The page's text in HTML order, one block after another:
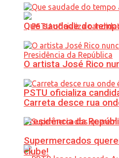
PSTU oficializa
Presidência da
Que saudade do
O artista José Rico
Carreta desce rua
Supermercados
clube!